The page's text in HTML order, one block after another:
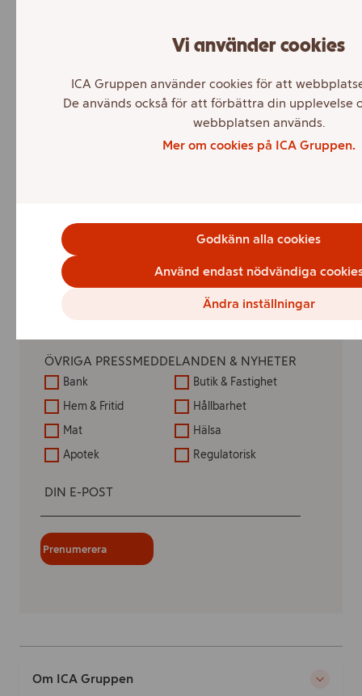
Registrera din e-postadress för att få
rapporter direkt i din inkorg. Vid
registreringen kommer du att skickas
vidare till Cision som är en extern part
Anmäl dig
Markera alla
PRESSMEDDELANDEN & RAPPORTER
Finansiell information Rapporter
ÖVRIGA PRESSMEDDELANDEN & NYHETER
Bank
Butik & Fastighet
Hem & Fritid
Hållbarhet
Mat
Hälsa
Apotek
Regulatorisk
DIN E-POST
Om ICA Gruppen
Vi använder cookies
ICA Gruppen använder cookies för att
De används också för att förbättra din upplevelse
webbplatsen används.
Mer om cookies på ICA Gruppen.
Godkänn alla cookies
Använd endast nödvändiga
Ändra inställningar